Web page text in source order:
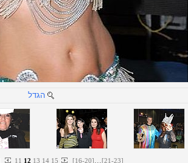
הגדל
11 12 13 14 15 [16-20]...[21-23]